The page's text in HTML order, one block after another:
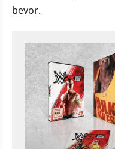
bevor.